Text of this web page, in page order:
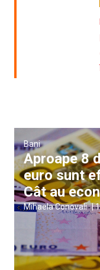
Bani
Aproape 8
euro sunt
Cât au
Mihaela Conovali |